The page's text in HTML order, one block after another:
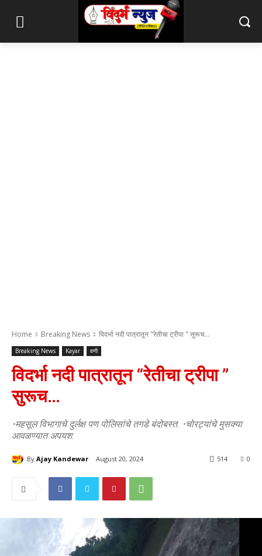
Home Breaking News विदर्भा नदी पात्रातून "रेतीचा ट्रीपा " सुरूच...
Breaking News Kayar वणी
विदर्भा नदी पात्रातून “रेतीचा ट्रीपा ”
सुरूच…
•महसूल विभागाचे दुर्लक्ष पण पोलिसांचे तगडे बंदोबस्त. •चोरट्यांचे मुसक्या
आवळण्यात अपयश.
By Ajay Kandewar August 20, 2024 0
514